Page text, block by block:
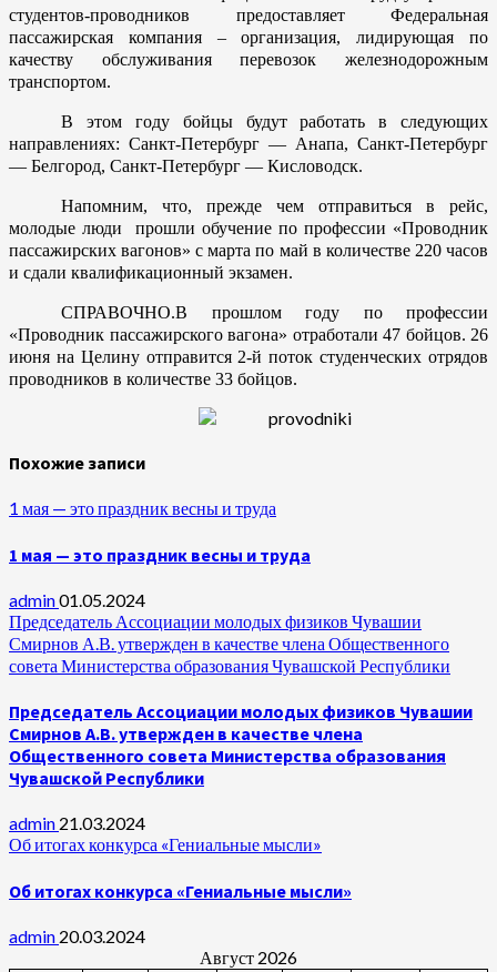
студентов-проводников предоставляет Федеральная
пассажирская компания – организация, лидирующая по
качеству обслуживания перевозок железнодорожным
транспортом.
В этом году бойцы будут работать в следующих
направлениях: Санкт-Петербург — Анапа, Санкт-Петербург
— Белгород, Санкт-Петербург — Кисловодск.
Напомним, что, прежде чем отправиться в рейс,
молодые люди прошли обучение по профессии «Проводник
пассажирских вагонов» с марта по май в количестве 220 часов
и сдали квалификационный экзамен.
CПРАВОЧНО.В прошлом году по профессии
«Проводник пассажирского вагона» отработали 47 бойцов. 26
июня на Целину отправится 2-й поток студенческих отрядов
проводников в количестве 33 бойцов.
Похожие записи
1 мая — это праздник весны и труда
1 мая — это праздник весны и труда
admin01.05.2024
Председатель Ассоциации молодых физиков Чувашии
Смирнов А.В. утвержден в качестве члена Общественного
совета Министерства образования Чувашской Республики
Председатель Ассоциации молодых физиков Чувашии
Смирнов А.В. утвержден в качестве члена
Общественного совета Министерства образования
Чувашской Республики
admin 21.03.2024
Об итогах конкурса «Гениальные мысли»
Об итогах конкурса «Гениальные мысли»
admin 20.03.2024
Август 2026